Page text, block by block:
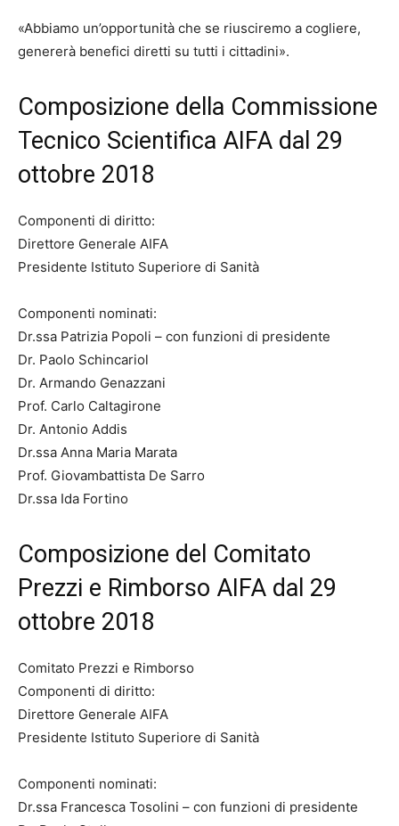
«Abbiamo un’opportunità che se riusciremo a cogliere,
genererà benefici diretti su tutti i cittadini».
Composizione della Commissione
Tecnico Scientifica AIFA dal 29
ottobre 2018
Componenti di diritto:
Direttore Generale AIFA
Presidente Istituto Superiore di Sanità
Componenti nominati:
Dr.ssa Patrizia Popoli – con funzioni di presidente
Dr. Paolo Schincariol
Dr. Armando Genazzani
Prof. Carlo Caltagirone
Dr. Antonio Addis
Dr.ssa Anna Maria Marata
Prof. Giovambattista De Sarro
Dr.ssa Ida Fortino
Composizione del Comitato
Prezzi e Rimborso AIFA dal 29
ottobre 2018
Comitato Prezzi e Rimborso
Componenti di diritto:
Direttore Generale AIFA
Presidente Istituto Superiore di Sanità
Componenti nominati:
Dr.ssa Francesca Tosolini – con funzioni di presidente